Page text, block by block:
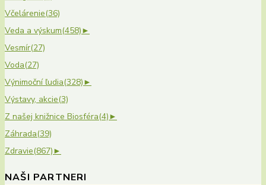
Včelárenie(36)
Veda a výskum(458)►
Vesmír(27)
Voda(27)
Výnimoční ľudia(328)►
Výstavy, akcie(3)
Z našej knižnice Biosféra(4)►
Záhrada(39)
Zdravie(867)►
NAŠI PARTNERI